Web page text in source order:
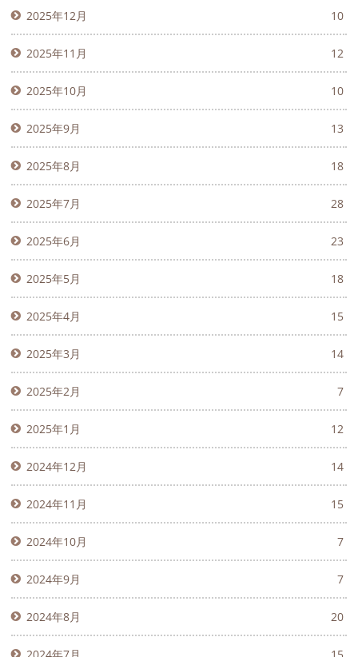
2025年12月 10
2025年11月 12
2025年10月 10
2025年9月 13
2025年8月 18
2025年7月 28
2025年6月 23
2025年5月 18
2025年4月 15
2025年3月 14
2025年2月 7
2025年1月 12
2024年12月 14
2024年11月 15
2024年10月 7
2024年9月 7
2024年8月 20